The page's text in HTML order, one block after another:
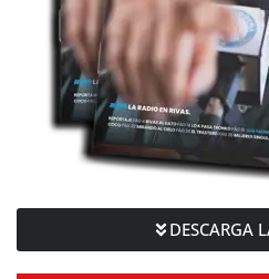
DESCARGA